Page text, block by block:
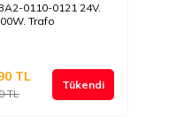
0110-0121 24V.
Trafo
TL
TL Tükendi